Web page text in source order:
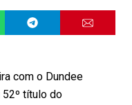
com o Dundee
título do